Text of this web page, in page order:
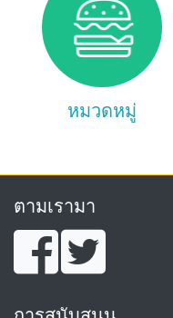
หมวดหมู่
ตามเรามา